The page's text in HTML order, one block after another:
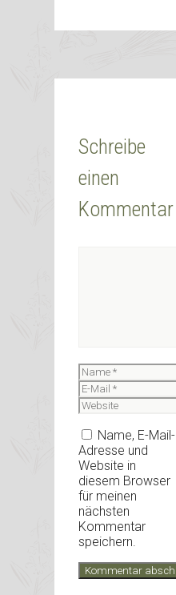
Schreibe
einen
Kommentar
Name
E-
Mail
Website
Name, E-Mail-
Adresse und
Website in
diesem Browser
für meinen
nächsten
Kommentar
speichern.